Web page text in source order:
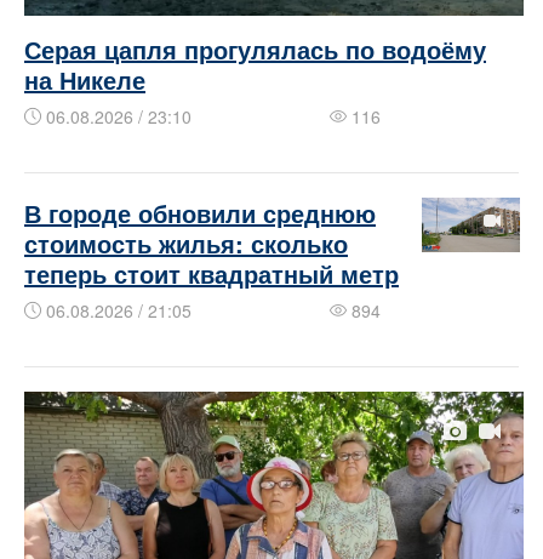
Серая цапля прогулялась по водоёму
на Никеле
06.08.2026 / 23:10 116
В городе обновили среднюю
стоимость жилья: сколько
теперь стоит квадратный метр
06.08.2026 / 21:05 894